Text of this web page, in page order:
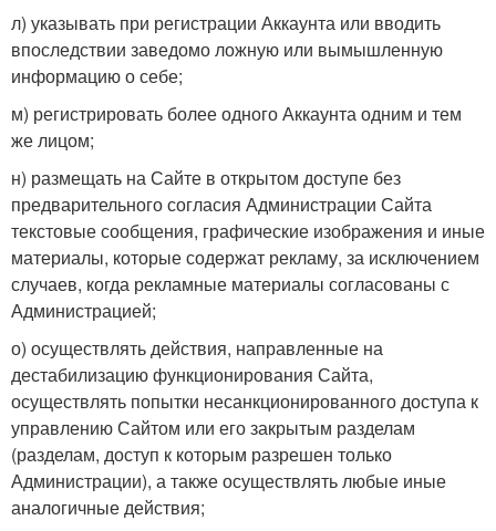
л) указывать при регистрации Аккаунта или вводить
впоследствии заведомо ложную или вымышленную
информацию о себе;
м) регистрировать более одного Аккаунта одним и тем
же лицом;
н) размещать на Сайте в открытом доступе без
предварительного согласия Администрации Сайта
текстовые сообщения, графические изображения и иные
материалы, которые содержат рекламу, за исключением
случаев, когда рекламные материалы согласованы с
Администрацией;
о) осуществлять действия, направленные на
дестабилизацию функционирования Сайта,
осуществлять попытки несанкционированного доступа к
управлению Сайтом или его закрытым разделам
(разделам, доступ к которым разрешен только
Администрации), а также осуществлять любые иные
аналогичные действия;